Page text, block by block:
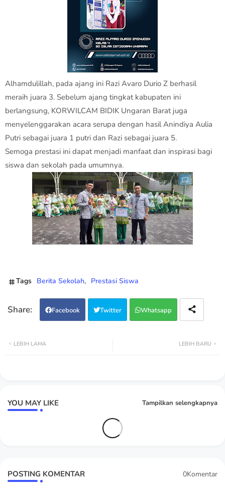
Alhamdulillah, pada ajang ini Razi Avaro Durio Z berhasil
meraih juara 3. Sebelum ajang tingkat kabupaten ini
berlangsung, KORWILCAM BIDIK Ungaran Barat juga
menyelenggarakan acara serupa dengan hasil Anindiya Aulia
Putri sebagai juara 1 putri dan Razi sebagai juara 5.
Semoga prestasi ini dapat menjadi manfaat dan inspirasi bagi
siswa dan sekolah pada umumnya.
Tags Berita Sekolah Prestasi Siswa
Facebook Twitter Whatsapp
LEBIH BARU
LEBIH LAMA
YOU MAY LIKE Tampilkan selengkapnya
POSTING KOMENTAR 0Komentar